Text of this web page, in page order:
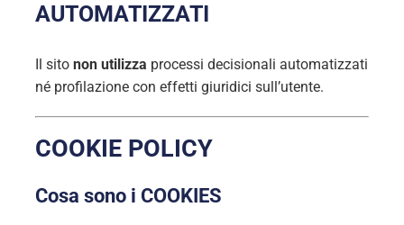
AUTOMATIZZATI
Il sito non utilizza processi decisionali automatizzati
né profilazione con effetti giuridici sull’utente.
COOKIE POLICY
Cosa sono i COOKIES